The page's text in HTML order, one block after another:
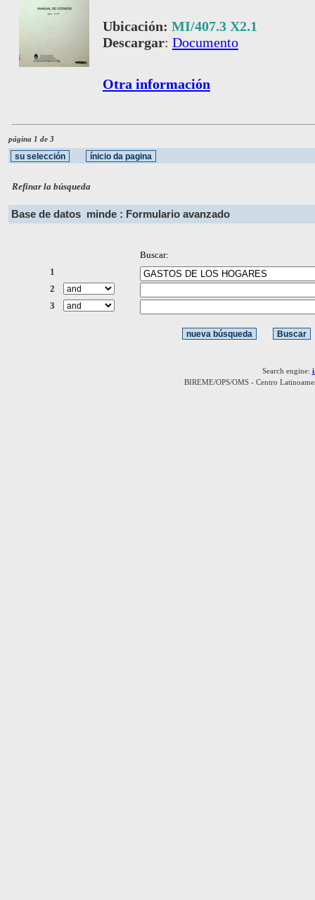
Ubicación: MI/407.3 X2.1
Descargar: Documento
Otra información
página 1 de 3
Refinar la búsqueda
Base de datos minde : Formulario avanzado
Buscar:
1
2
3
Search engine:
BIREME/OPS/OMS - Centro